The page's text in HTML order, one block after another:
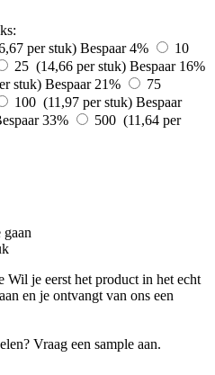
per stuk) Bespaar 4%
10
25 (14,66 per stuk) Bespaar 16%
stuk) Bespaar 21%
75
100 (11,97 per stuk) Bespaar
33%
500 (11,64 per
Wil je eerst het product in het echt
en je ontvangt van ons een
Vraag een sample aan.